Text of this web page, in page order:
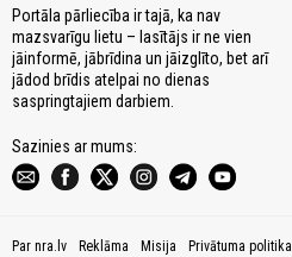
Portāla pārliecība ir tajā, ka nav
mazsvarīgu lietu – lasītājs ir ne vien
jāinformē, jābrīdina un jāizglīto, bet arī
jādod brīdis atelpai no dienas
saspringtajiem darbiem.
Sazinies ar mums:
Par nra.lv Reklāma Misija Privātuma politika